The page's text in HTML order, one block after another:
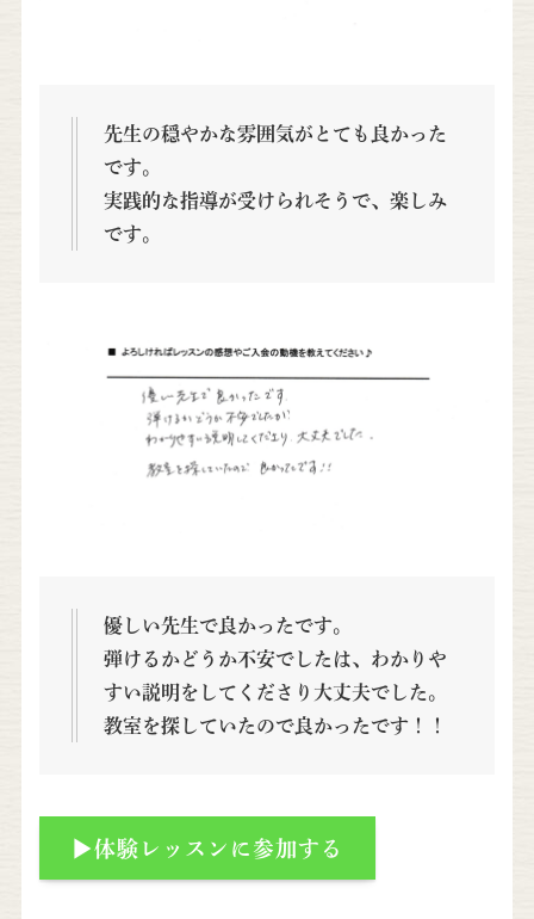
先生の穏やかな雰囲気がとても良かった
です。
実践的な指導が受けられそうで、楽しみ
です。
優しい先生で良かったです。
弾けるかどうか不安でしたは、わかりや
すい説明をしてくださり大丈夫でした。
教室を探していたので良かったです！！
▶体験レッスンに参加する